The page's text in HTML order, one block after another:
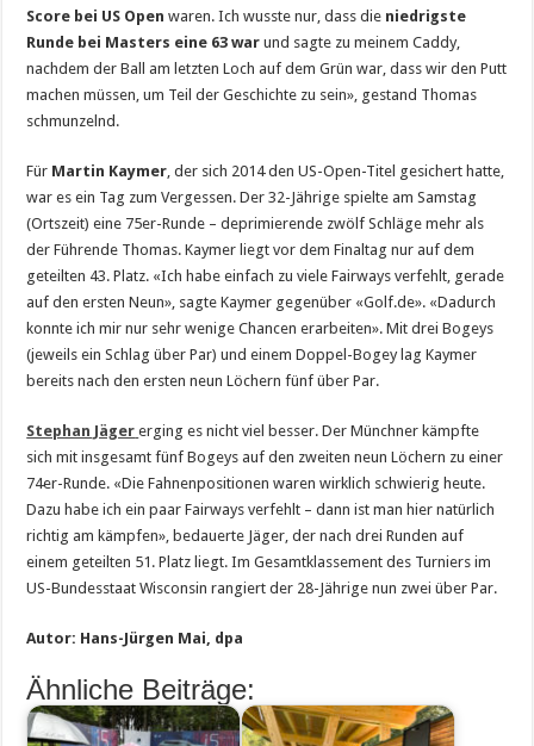
Score bei US Open waren. Ich wusste nur, dass die niedrigste
Runde bei Masters eine 63 war und sagte zu meinem Caddy,
nachdem der Ball am letzten Loch auf dem Grün war, dass wir den Putt
machen müssen, um Teil der Geschichte zu sein», gestand Thomas
schmunzelnd.
Für Martin Kaymer , der sich 2014 den US-Open-Titel gesichert hatte,
war es ein Tag zum Vergessen. Der 32-Jährige spielte am Samstag
(Ortszeit) eine 75er-Runde – deprimierende zwölf Schläge mehr als
der Führende Thomas. Kaymer liegt vor dem Finaltag nur auf dem
geteilten 43. Platz. «Ich habe einfach zu viele Fairways verfehlt, gerade
auf den ersten Neun», sagte Kaymer gegenüber «Golf.de». «Dadurch
konnte ich mir nur sehr wenige Chancen erarbeiten». Mit drei Bogeys
(jeweils ein Schlag über Par) und einem Doppel-Bogey lag Kaymer
bereits nach den ersten neun Löchern fünf über Par.
Stephan Jäger erging es nicht viel besser. Der Münchner kämpfte
sich mit insgesamt fünf Bogeys auf den zweiten neun Löchern zu einer
74er-Runde. «Die Fahnenpositionen waren wirklich schwierig heute.
Dazu habe ich ein paar Fairways verfehlt – dann ist man hier natürlich
richtig am kämpfen», bedauerte Jäger, der nach drei Runden auf
einem geteilten 51. Platz liegt. Im Gesamtklassement des Turniers im
US-Bundesstaat Wisconsin rangiert der 28-Jährige nun zwei über Par.
Autor: Hans-Jürgen Mai, dpa
Ähnliche Beiträge: